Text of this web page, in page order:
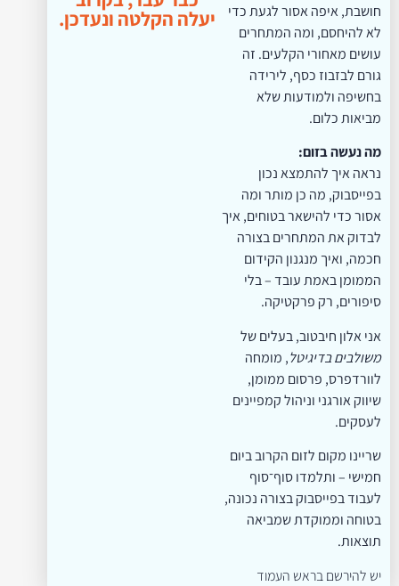
חושבת, איפה אסור לגעת כדי
לא להיחסם, ומה המתחרים
עושים מאחורי הקלעים. זה
גורם לבזבוז כסף, לירידה
בחשיפה ולמודעות שלא
מביאות כלום.
מה נעשה בזום:
נראה איך להתמצא נכון
בפייסבוק, מה כן מותר ומה
אסור כדי להישאר בטוחים, איך
לבדוק את המתחרים בצורה
חכמה, ואיך מנגנון הקידום
הממומן באמת עובד – בלי
סיפורים, רק פרקטיקה.
אני אלון חיבטוב, בעלים של
משולבים בדיגיטל, מומחה
לוורדפרס, פרסום ממומן,
שיווק אורגני וניהול קמפיינים
לעסקים.
שריינו מקום לזום הקרוב ביום
חמישי – ותלמדו סוף־סוף
לעבוד בפייסבוק בצורה נכונה,
בטוחה וממוקדת שמביאה
תוצאות.
יש להירשם בראש העמוד
יעלה הקלטה ונעדכן.